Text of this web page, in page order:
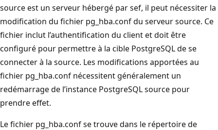
source est un serveur hébergé par sef, il peut nécessiter la
modification du fichier pg_hba.conf du serveur source. Ce
fichier inclut l’authentification du client et doit être
configuré pour permettre à la cible PostgreSQL de se
connecter à la source. Les modifications apportées au
fichier pg_hba.conf nécessitent généralement un
redémarrage de l’instance PostgreSQL source pour
prendre effet.
Le fichier pg_hba.conf se trouve dans le répertoire de